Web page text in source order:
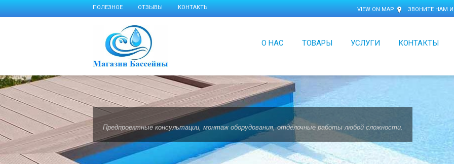
ПОЛЕЗНОЕ ОТЗЫВЫ КОНТАКТЫ VIEW ON MAP ЗВОНИТЕ НАМ
О НАС ТОВАРЫ УСЛУГИ КОНТАКТЫ
Предпроектные консультации, монтаж оборудования, отделочные работы любой сложности.